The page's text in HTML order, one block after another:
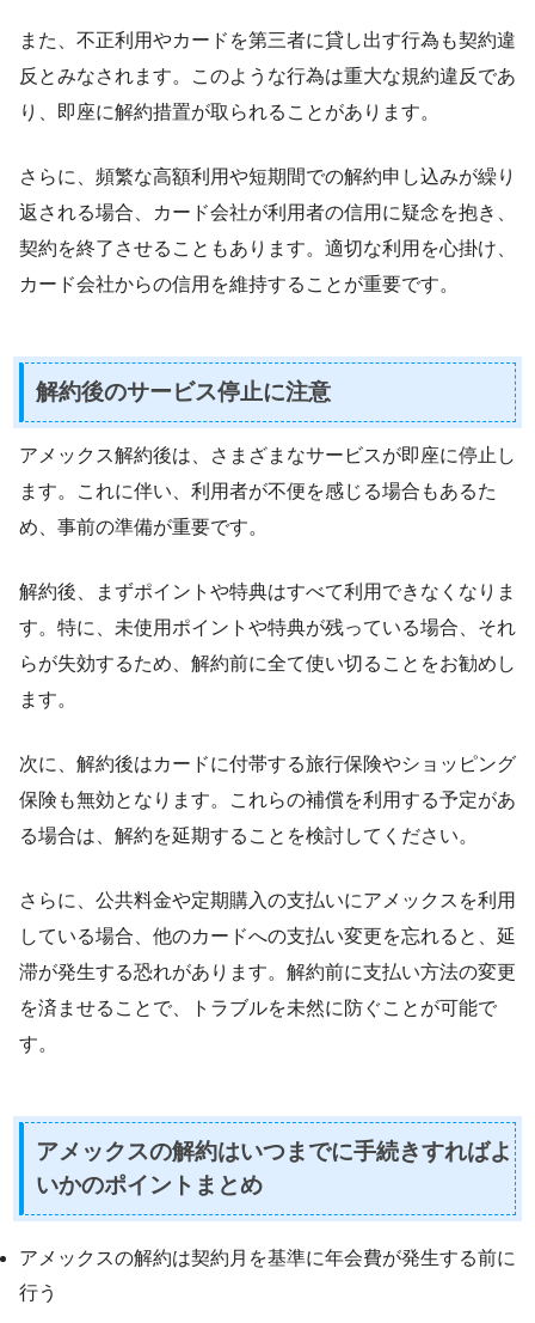
また、不正利用やカードを第三者に貸し出す行為も契約違
反とみなされます。このような行為は重大な規約違反であ
り、即座に解約措置が取られることがあります。
さらに、頻繁な高額利用や短期間での解約申し込みが繰り
返される場合、カード会社が利用者の信用に疑念を抱き、
契約を終了させることもあります。適切な利用を心掛け、
カード会社からの信用を維持することが重要です。
解約後のサービス停止に注意
アメックス解約後は、さまざまなサービスが即座に停止し
ます。これに伴い、利用者が不便を感じる場合もあるた
め、事前の準備が重要です。
解約後、まずポイントや特典はすべて利用できなくなりま
す。特に、未使用ポイントや特典が残っている場合、それ
らが失効するため、解約前に全て使い切ることをお勧めし
ます。
次に、解約後はカードに付帯する旅行保険やショッピング
保険も無効となります。これらの補償を利用する予定があ
る場合は、解約を延期することを検討してください。
さらに、公共料金や定期購入の支払いにアメックスを利用
している場合、他のカードへの支払い変更を忘れると、延
滞が発生する恐れがあります。解約前に支払い方法の変更
を済ませることで、トラブルを未然に防ぐことが可能で
す。
アメックスの解約はいつまでに手続きすればよ
いかのポイントまとめ
アメックスの解約は契約月を基準に年会費が発生する前に
行う